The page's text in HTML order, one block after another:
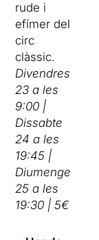
rude i
efímer del
circ
clàssic.
Divendres
23 a les
9:00 |
Dissabte
24 a les
19:45 |
Diumenge
25 a les
19:30 | 5€